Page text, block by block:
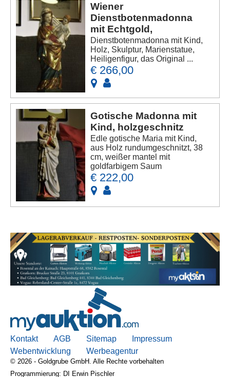
Wiener
Dienstbotenmadonna
mit Echtgold,
Dienstbotenmadonna mit Kind,
Holz, Skulptur, Marienstatue,
Heiligenfigur, das Original ...
€ 266,00
Gotische Madonna mit
Kind, holzgeschnitz
Edle gotische Maria mit Kind,
aus Holz rundumgeschnitzt, 38
cm, weißer mantel mit
goldfarbigem Saum
€ 222,00
Kontakt AGB Sitemap
Impressum
Webentwicklung
Werbeagentur
© 2026 - Goldgrube GmbH. Alle Rechte vorbehalten
Programmierung: DI Erwin Pischler